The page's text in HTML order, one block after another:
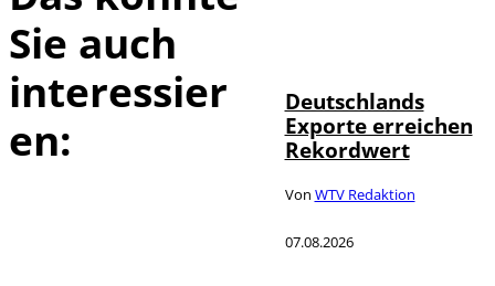
Sie auch
interessier
en:
Deutschlands
Exporte erreichen
Rekordwert
Von WTV Redaktion
07.08.2026